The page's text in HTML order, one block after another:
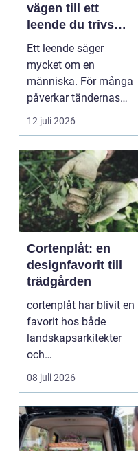
vägen till ett
leende du trivs
med
Ett leende säger
mycket om en
människa. För många
påverkar tändernas
utseende både
självförtroendet ...
12 juli 2026
Cortenplåt: en
designfavorit till
trädgården
cortenplåt har blivit en
favorit hos både
landskapsarkitekter
och
trädgårdsentusiaster.
Det är ett m...
08 juli 2026